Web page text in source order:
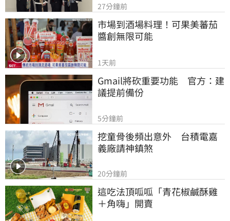
27分鐘前
市場到酒場料理！可果美蕃茄
醬創無限可能
1天前
Gmail將砍重要功能　官方：建
議提前備份
5分鐘前
挖童骨後頻出意外　台積電嘉
義廠請神鎮煞
20分鐘前
這吃法頂呱呱「青花椒鹹酥雞
＋角嗨」開賣